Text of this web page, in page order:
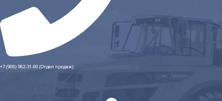
+7 (908) 982-31-00 (Отдел продаж)